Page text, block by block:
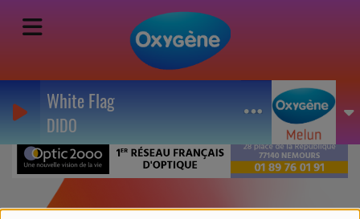
White Flag
DIDO